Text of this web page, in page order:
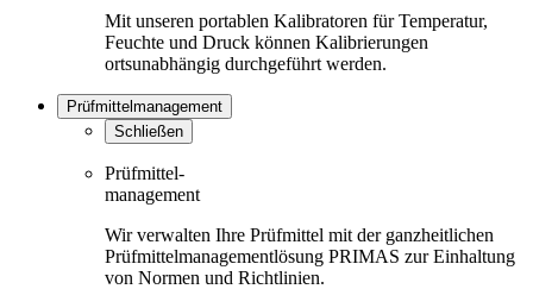
Mit unseren portablen Kalibratoren für Temperatur,
Feuchte und Druck können Kalibrierungen
ortsunabhängig durchgeführt werden.
Prüfmittelmanagement
Schließen
Prüfmittel-
management
Wir verwalten Ihre Prüfmittel mit der ganzheitlichen
Prüfmittelmanagementlösung PRIMAS zur Einhaltung
von Normen und Richtlinien.